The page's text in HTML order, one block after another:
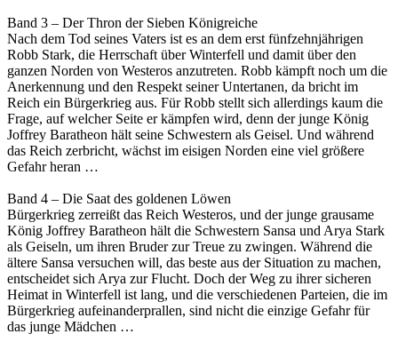
Band 3 – Der Thron der Sieben Königreiche
Nach dem Tod seines Vaters ist es an dem erst fünfzehnjährigen
Robb Stark, die Herrschaft über Winterfell und damit über den
ganzen Norden von Westeros anzutreten. Robb kämpft noch um die
Anerkennung und den Respekt seiner Untertanen, da bricht im
Reich ein Bürgerkrieg aus. Für Robb stellt sich allerdings kaum die
Frage, auf welcher Seite er kämpfen wird, denn der junge König
Joffrey Baratheon hält seine Schwestern als Geisel. Und während
das Reich zerbricht, wächst im eisigen Norden eine viel größere
Gefahr heran …
Band 4 – Die Saat des goldenen Löwen
Bürgerkrieg zerreißt das Reich Westeros, und der junge grausame
König Joffrey Baratheon hält die Schwestern Sansa und Arya Stark
als Geiseln, um ihren Bruder zur Treue zu zwingen. Während die
ältere Sansa versuchen will, das beste aus der Situation zu machen,
entscheidet sich Arya zur Flucht. Doch der Weg zu ihrer sicheren
Heimat in Winterfell ist lang, und die verschiedenen Parteien, die im
Bürgerkrieg aufeinanderprallen, sind nicht die einzige Gefahr für
das junge Mädchen …